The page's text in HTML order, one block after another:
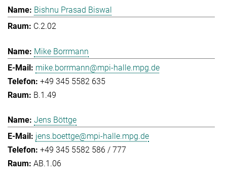
Bishnu Prasad Biswal
C.2.02
Mike Borrmann
mike.borrmann@mpi-halle.mpg.de
+49 345 5582 635
B.1.49
Jens Böttge
jens.boettge@mpi-halle.mpg.de
+49 345 5582 586 / 777
AB.1.06